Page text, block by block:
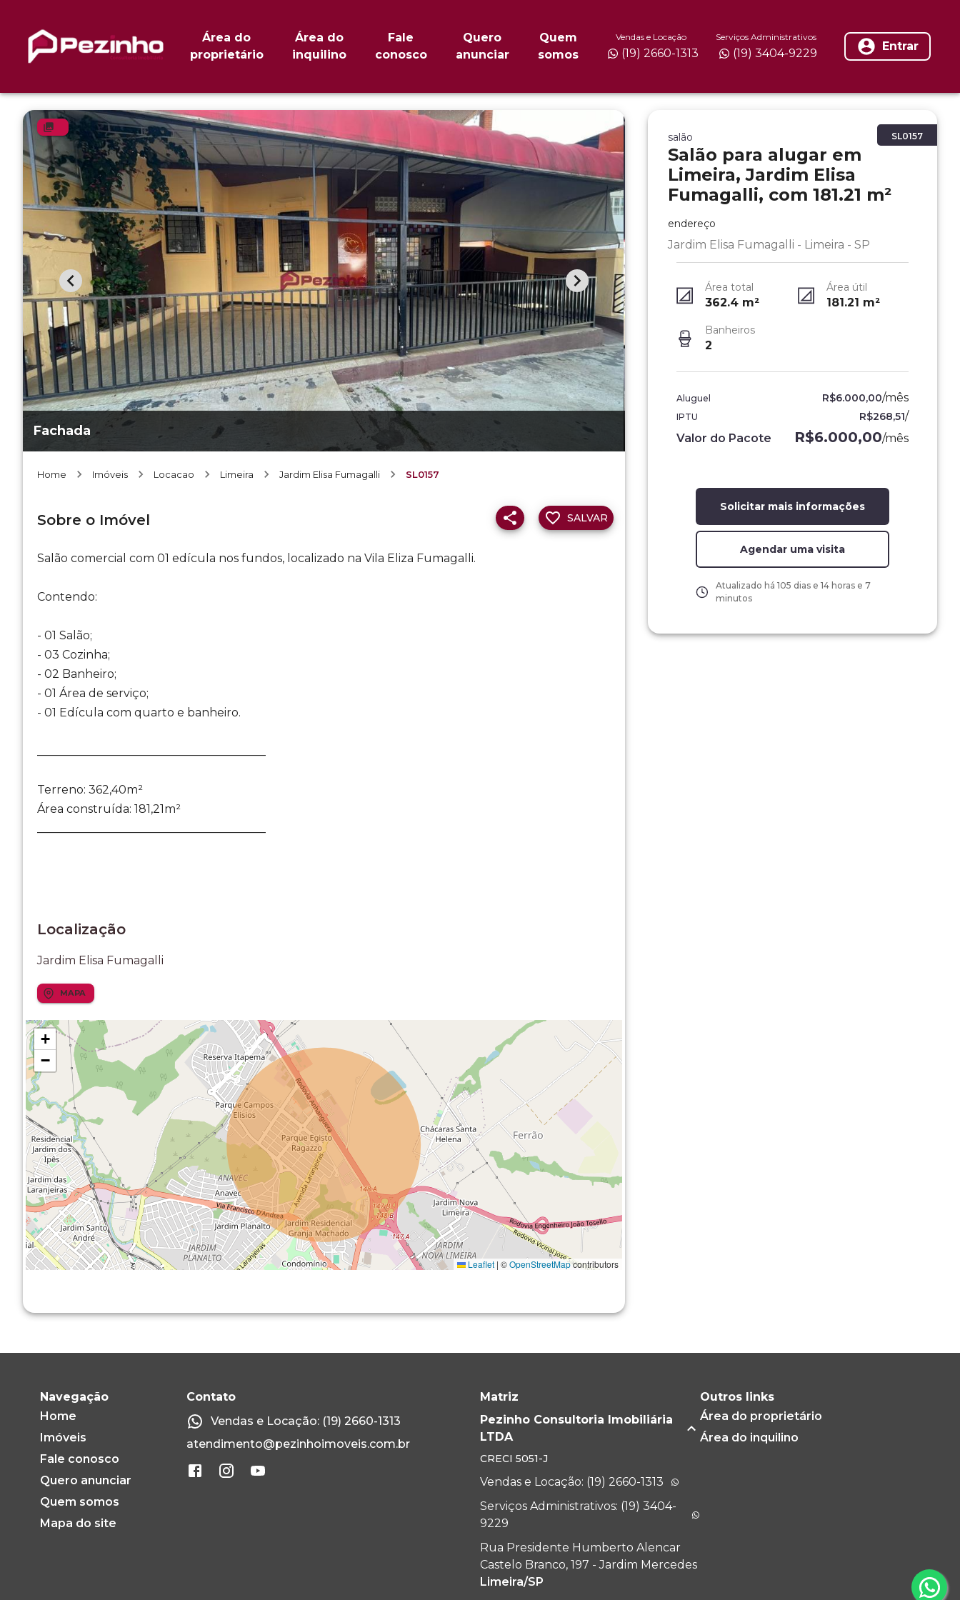
Área do
proprietário
Área do
inquilino
Fale
conosco
Quero
anunciar
Quem
somos
Vendas e Locação
(19) 2660-1313
Serviços Administrativos
(19) 3404-9229 Entrar
Fachada Fachada
Home Imóveis Locacao Limeira Jardim Elisa Fumagalli SL0157
Sobre o Imóvel
Salão comercial com 01 edícula nos fundos, localizado na Vila Eliza Fumagalli.
Contendo:
- 01 Salão;
- 03 Cozinha;
- 02 Banheiro;
- 01 Área de serviço;
- 01 Edícula com quarto e banheiro.
Terreno: 362,40m²
Área construída: 181,21m²
SALVAR
Localização
Jardim Elisa Fumagalli
MAPA
+
−
Leaflet | ©OpenStreetMapcontributors
SL0157
salão
Salão para alugar em
Limeira, Jardim Elisa
Fumagalli, com 181.21 m²
endereço
Jardim Elisa Fumagalli - Limeira - SP
Área total
362.4m²
Área útil
181.21 m²
Banheiros
2
Aluguel R$6.000,00/mês
IPTU R$268,51/
Valor do Pacote
R$6.000,00/mês
Solicitar mais informações
Agendar uma visita
Atualizado há 105 dias e 14 horas e 7
minutos
Navegação
Home
Imóveis
Fale conosco
Quero anunciar
Quem somos
Mapa do site
Contato
Vendas e Locação: (19) 2660-1313
atendimento@pezinhoimoveis.com.br
Matriz
Pezinho Consultoria Imobiliária
LTDA
CRECI 5051-J
Vendas e Locação: (19) 2660-1313
Serviços Administrativos: (19) 3404-
9229
Rua Presidente Humberto Alencar
Castelo Branco, 197 - Jardim Mercedes
Limeira/SP
Outros links
Área do proprietário
Área do inquilino